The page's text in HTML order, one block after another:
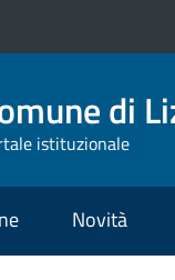
di
istituzionale
Novità